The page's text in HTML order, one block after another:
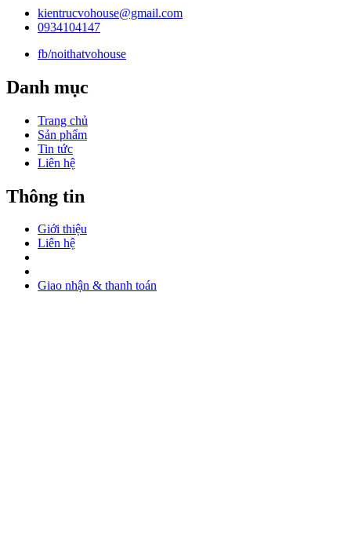
kientrucvohouse@gmail.com
0934104147
fb/noithatvohouse
Danh mục
Trang chủ
Sản phẩm
Tin tức
Liên hệ
Thông tin
Giới thiệu
Liên hệ
Giao nhận & thanh toán